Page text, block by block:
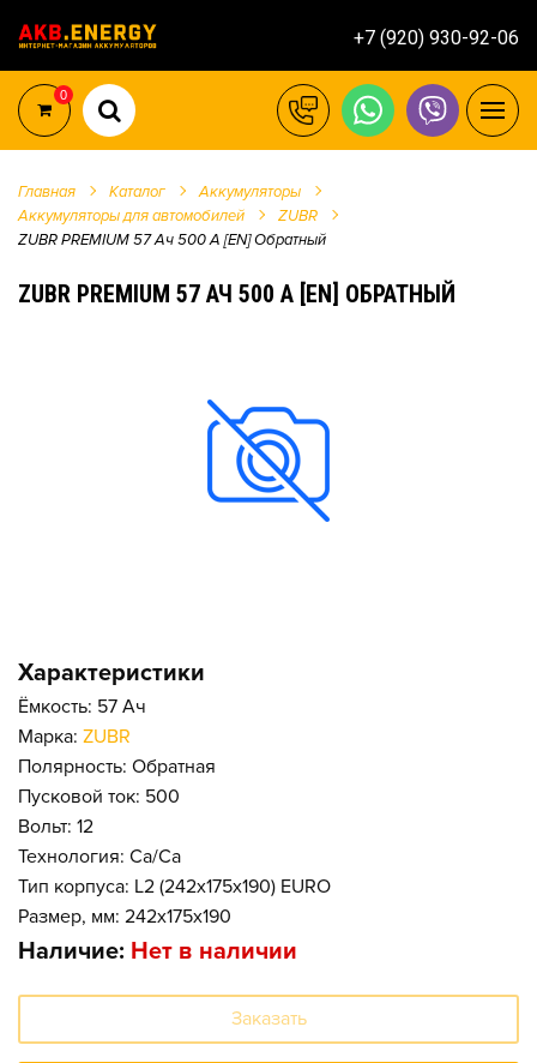
+7 (920) 930-92-06
0
Главная Каталог
Аккумуляторы
Аккумуляторы для автомобилей
ZUBR
ZUBR PREMIUM 57 Ач 500 А [EN] Обратный
ZUBR PREMIUM 57 АЧ 500 А [EN] ОБРАТНЫЙ
Характеристики
Ёмкость: 57 Ач
Марка: ZUBR
Полярность: Обратная
Пусковой ток: 500
Вольт: 12
Технология: Ca/Ca
Тип корпуса: L2 (242x175x190) EURO
Размер, мм: 242x175x190
Наличие: Нет в наличии
Заказать